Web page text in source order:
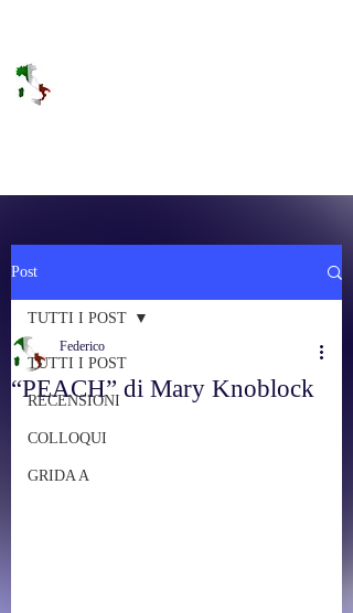
Post
TUTTI I POST
RECENSIONI
COLLOQUI
GRIDA A
TUTTI I POST
“PEACH” di Mary Knoblock
Federico